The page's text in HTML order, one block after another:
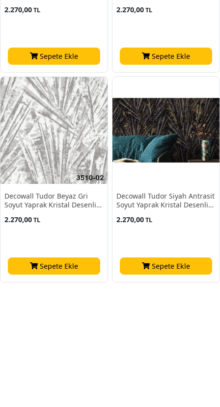
16.50 M²
2.270,00TL
Sepete Ekle
M²
2.270,00TL
Sepete Ekle
Decowall Tudor Beyaz Gri
Soyut Yaprak Kristal Desenli
M²
2.270,00TL
Sepete Ekle
Decowall Tudor Siyah Antrasit
Soyut Yaprak Kristal Desenli
M²
2.270,00TL
Sepete Ekle